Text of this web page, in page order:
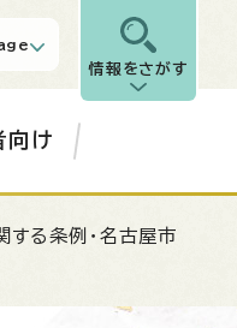
情報をさがす
向け
る条例・名古屋市